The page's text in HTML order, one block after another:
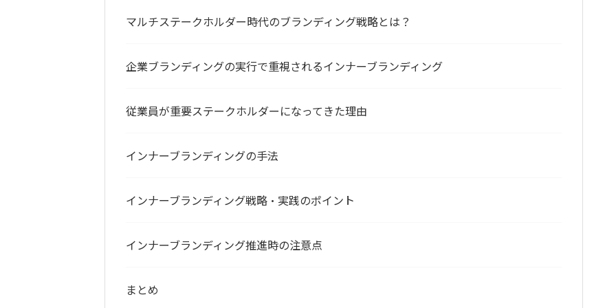
マルチステークホルダー時代のブランディング戦略とは？
企業ブランディングの実行で重視されるインナーブランディング
従業員が重要ステークホルダーになってきた理由
インナーブランディングの手法
インナーブランディング戦略・実践のポイント
インナーブランディング推進時の注意点
まとめ